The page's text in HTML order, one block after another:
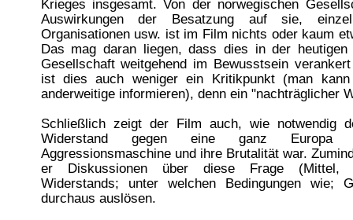
Krieges insgesamt. Von der norwegischen
Auswirkungen der Besatzung auf sie,
Organisationen usw. ist im Film nichts oder kaum
Das mag daran liegen, dass dies in der heutigen
Gesellschaft weitgehend im Bewusstsein
ist dies auch weniger ein Kritikpunkt (man
anderweitige informieren), denn ein "nachträglicher
Schließlich zeigt der Film auch, wie notwendig
Widerstand gegen eine ganz Europa
Aggressionsmaschine und ihre Brutalität war.
er Diskussionen über diese Frage (Mittel,
Widerstands; unter welchen Bedingungen wie;
durchaus auslösen.